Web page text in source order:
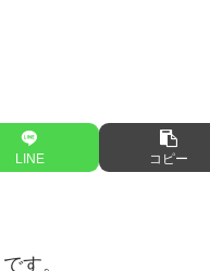
LINE コピー
す。